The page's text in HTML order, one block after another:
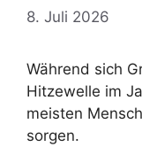
8. Juli 2026
Während sich
Hitzewelle im
meisten
sorgen.